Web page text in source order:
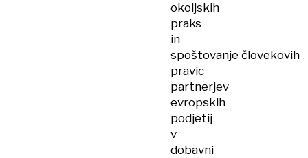
okoljskih
praks
in
spoštovanje človekovih
pravic
partnerjev
evropskih
podjetij
v
dobavni